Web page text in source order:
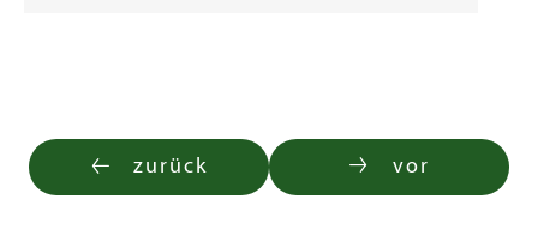
zurück vor